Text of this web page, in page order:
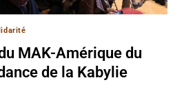
MAK-Amérique du
de la Kabylie